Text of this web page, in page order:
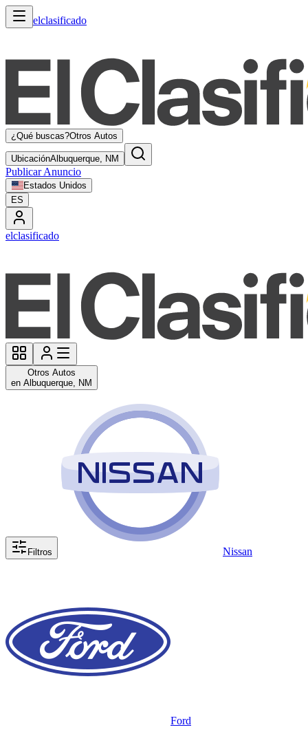
elclasificado
¿Qué buscas?Otros Autos
UbicaciónAlbuquerque, NM
Publicar Anuncio
Estados Unidos
ES
elclasificado
Otros Autos
en Albuquerque, NM
Filtros Nissan
Ford